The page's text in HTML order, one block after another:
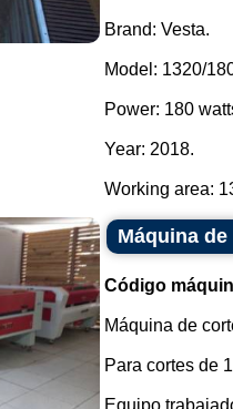
Brand: Vesta.
Model: 1320/
Power: 180
Year: 2018.
Working area:
Máquina
Código
Máquina de
Para cortes de
Equipo